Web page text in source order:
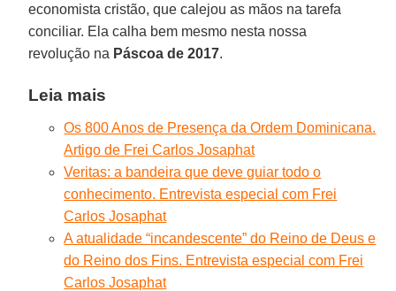
economista cristão, que calejou as mãos na tarefa
conciliar. Ela calha bem mesmo nesta nossa
revolução na Páscoa de 2017.
Leia mais
Os 800 Anos de Presença da Ordem Dominicana.
Artigo de Frei Carlos Josaphat
Veritas: a bandeira que deve guiar todo o
conhecimento. Entrevista especial com Frei
Carlos Josaphat
A atualidade “incandescente” do Reino de Deus e
do Reino dos Fins. Entrevista especial com Frei
Carlos Josaphat